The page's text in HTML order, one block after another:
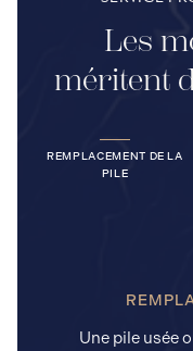
Les
méritent
REMPLACEMENT DE LA
PILE
Une pile usée